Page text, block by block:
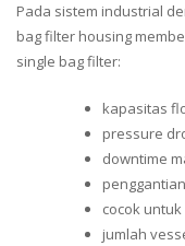
Pada sistem industrial
bag filter housing
single bag filter:
kapasitas
pressure
downtime
cocok
jumlah